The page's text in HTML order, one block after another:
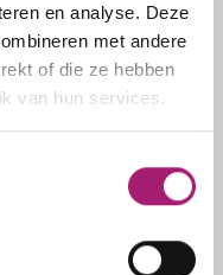
en analyse. Deze
met andere
of die ze hebben
van hun services.